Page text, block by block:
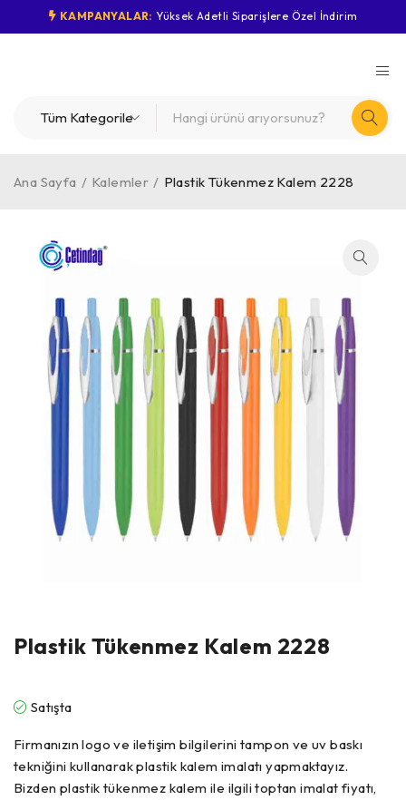
KAMPANYALAR: Yüksek Adetli Siparişlere Özel İndirim
Ana Sayfa / Kalemler / Plastik Tükenmez Kalem 2228
Plastik Tükenmez Kalem 2228
Satışta
Firmanızın logo ve iletişim bilgilerini tampon ve uv baskı
tekniğini kullanarak plastik kalem imalatı yapmaktayız.
Bizden plastik tükenmez kalem ile ilgili toptan imalat fiyatı,